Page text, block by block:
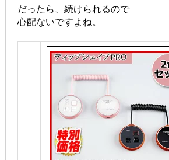
だったら、続けられるので
心配ないですよね。